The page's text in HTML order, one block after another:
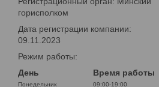
горисполком
Дата регистрации компании:
09.11.2023
Режим работы:
День
Время работы
Понедельник
09:00-19:00